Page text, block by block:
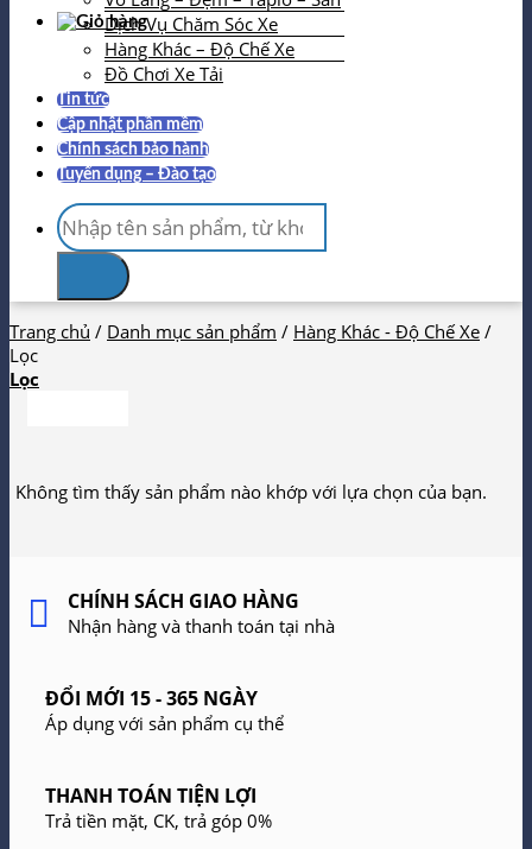
Dịch Vụ Chăm Sóc Xe
Hàng Khác – Độ Chế Xe
Đồ Chơi Xe Tải
Tin tức
Cập nhật phần mềm
Chính sách bảo hành
Tuyển dụng – Đào tạo
Tìm
kiếm:
Trang chủ / Danh mục sản phẩm / Hàng Khác - Độ Chế Xe /
Lọc
Lọc
Không tìm thấy sản phẩm nào khớp với lựa chọn của bạn.
CHÍNH SÁCH GIAO HÀNG
Nhận hàng và thanh toán tại nhà
ĐỔI MỚI 15 - 365 NGÀY
Áp dụng với sản phẩm cụ thể
THANH TOÁN TIỆN LỢI
Trả tiền mặt, CK, trả góp 0%